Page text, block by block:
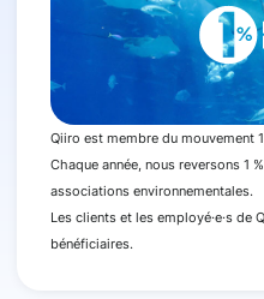
Qiiro est membre du mouvement
Chaque année, nous reversons 1
associations environnementales.
Les clients et les employé·e·s
bénéficiaires.